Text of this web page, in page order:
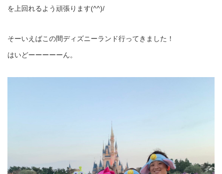
を上回れるよう頑張ります(^^)/
そーいえばこの間ディズニーランド行ってきました！
はいどーーーーーん。